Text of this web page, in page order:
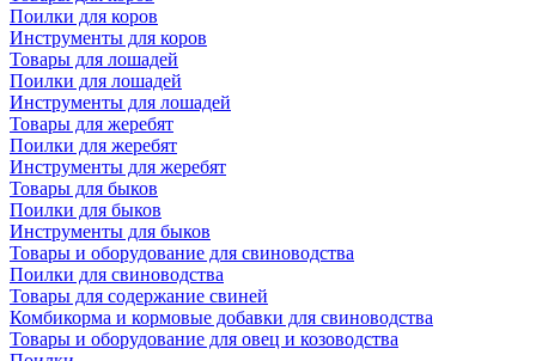
Поилки для коров
Инструменты для коров
Товары для лошадей
Поилки для лошадей
Инструменты для лошадей
Товары для жеребят
Поилки для жеребят
Инструменты для жеребят
Товары для быков
Поилки для быков
Инструменты для быков
Товары и оборудование для свиноводства
Поилки для свиноводства
Товары для содержание свиней
Комбикорма и кормовые добавки для свиноводства
Товары и оборудование для овец и козоводства